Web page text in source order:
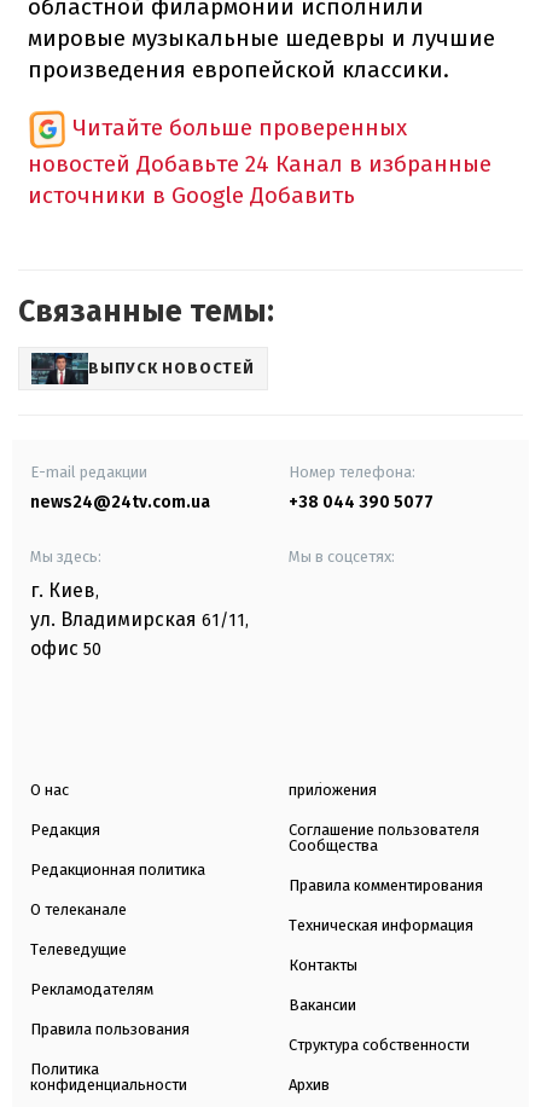
областной филармонии исполнили
мировые музыкальные шедевры и лучшие
произведения европейской классики.
Читайте больше проверенных
новостей Добавьте 24 Канал в избранные
источники в Google Добавить
Связанные темы:
ВЫПУСК НОВОСТЕЙ
E-mail редакции
news24@24tv.com.ua
Номер телефона:
+38 044 390 5077
Мы здесь:
г. Киев,
ул. Владимирская 61/11,
офис 50
Мы в соцсетях:
О нас
Редакция
Редакционная политика
О телеканале
Телеведущие
Рекламодателям
Правила пользования
Политика
конфиденциальности
приложения
Соглашение пользователя
Сообщества
Правила комментирования
Техническая информация
Контакты
Вакансии
Структура собственности
Архив